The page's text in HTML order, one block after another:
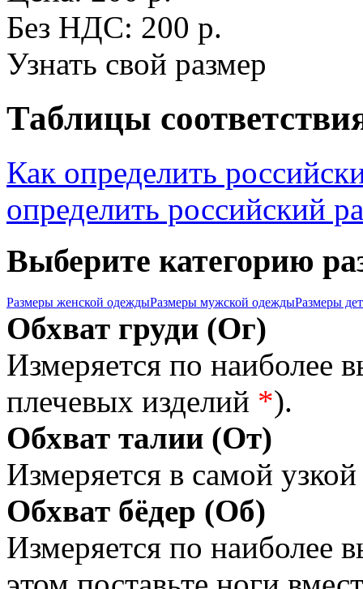
Без НДС: 200 р.
Узнать свой размер
Таблицы
Как определить
определить российский
Выберите категорию
Размеры женской одеждыРазмеры мужской одеждыРазмеры
Обхват груди (Ог)
Измеряется по наиболее
плечевых изделий *).
Обхват талии (От)
Измеряется в самой
Обхват бёдер (Об)
Измеряется по наиболее